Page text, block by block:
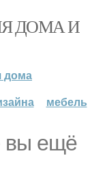
ДОМА И
дома
мебель
вы ещё